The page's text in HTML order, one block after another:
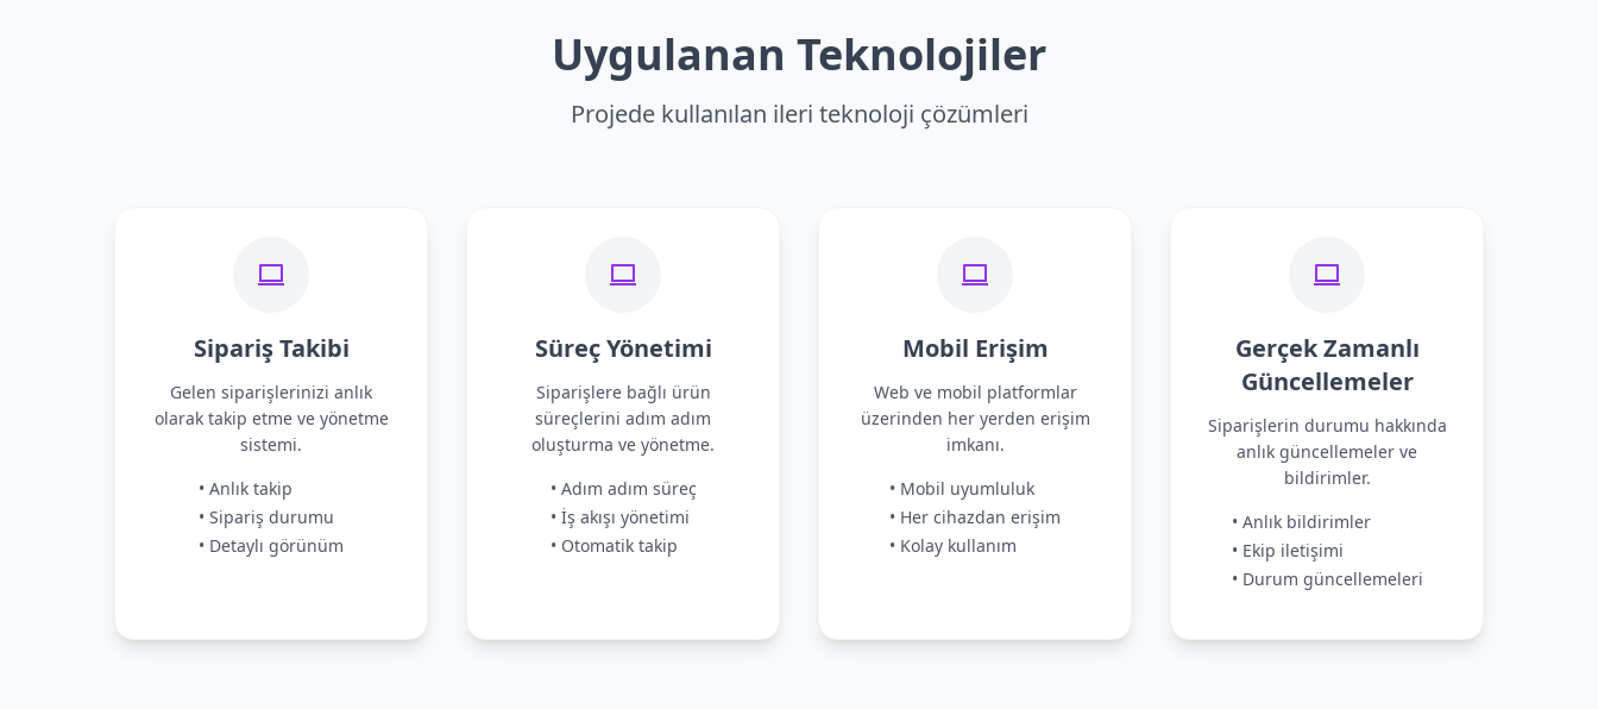
Uygulanan Teknolojiler
Projede kullanılan ileri teknoloji çözümleri
Sipariş Takibi
Gelen siparişlerinizi anlık
olarak takip etme ve yönetme
sistemi.
• Anlık takip
• Sipariş durumu
• Detaylı görünüm
Süreç Yönetimi
Siparişlere bağlı ürün
süreçlerini adım adım
oluşturma ve yönetme.
• Adım adım süreç
• İş akışı yönetimi
• Otomatik takip
Mobil Erişim
Web ve mobil platformlar
üzerinden her yerden erişim
imkanı.
• Mobil uyumluluk
• Her cihazdan erişim
• Kolay kullanım
Gerçek Zamanlı
Güncellemeler
Siparişlerin durumu hakkında
anlık güncellemeler ve
bildirimler.
• Anlık bildirimler
• Ekip iletişimi
• Durum güncellemeleri